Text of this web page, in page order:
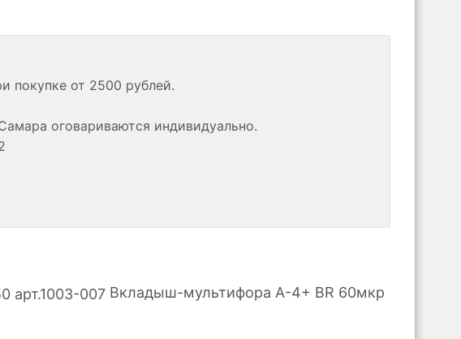
покупке от 2500 рублей.
оговариваются индивидуально.
Вкладыш-мультифора A-4+ BR 60мкр